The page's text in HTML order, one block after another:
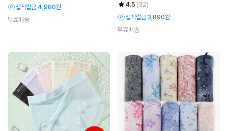
앱적립금 4,980원
무료배송
4.5 (32)
앱적립금 3,890원
무료배송